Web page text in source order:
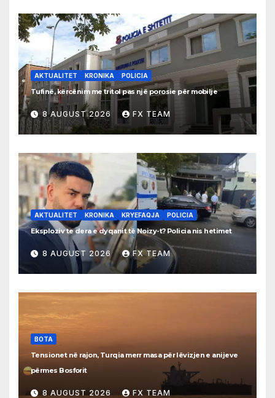
AKTUALITET KRONIKA POLICIA
Tufinë, kërcënim me tritol pas një porosie për mobilje
8 AUGUST 2026 FX TEAM
AKTUALITET KRONIKA KRYEFAQJA POLICIA
Eksploziv te dera e dyqanit të Noizy-t? Policia nis hetimet
8 AUGUST 2026 FX TEAM
BOTA
Tensionet në rajon, Turqia merr masa për lëvizjen e anijeve
përmes Bosforit
8 AUGUST 2026 FX TEAM